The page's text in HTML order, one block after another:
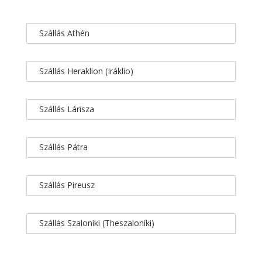
Szállás Athén
Szállás Heraklion (Iráklio)
Szállás Lárisza
Szállás Pátra
Szállás Pireusz
Szállás Szaloniki (Theszaloníki)